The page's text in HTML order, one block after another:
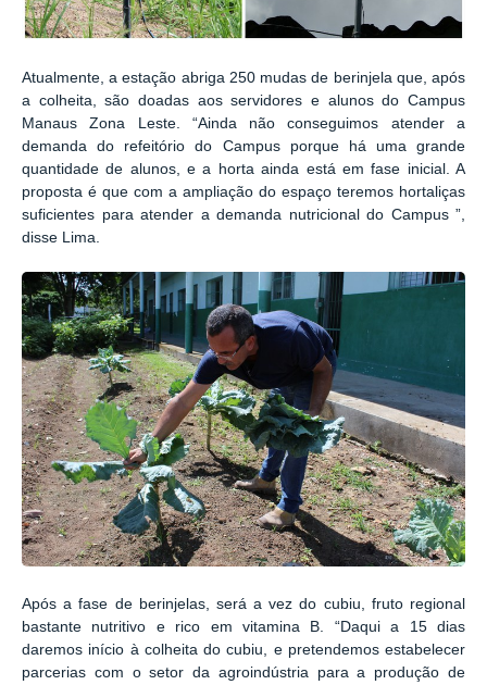
Atualmente, a estação abriga 250 mudas de berinjela que, após
a colheita, são doadas aos servidores e alunos do Campus
Manaus Zona Leste. “Ainda não conseguimos atender a
demanda do refeitório do Campus porque há uma grande
quantidade de alunos, e a horta ainda está em fase inicial. A
proposta é que com a ampliação do espaço teremos hortaliças
suficientes para atender a demanda nutricional do Campus ”,
disse Lima.
Após a fase de berinjelas, será a vez do cubiu, fruto regional
bastante nutritivo e rico em vitamina B. “Daqui a 15 dias
daremos início à colheita do cubiu, e pretendemos estabelecer
parcerias com o setor da agroindústria para a produção de